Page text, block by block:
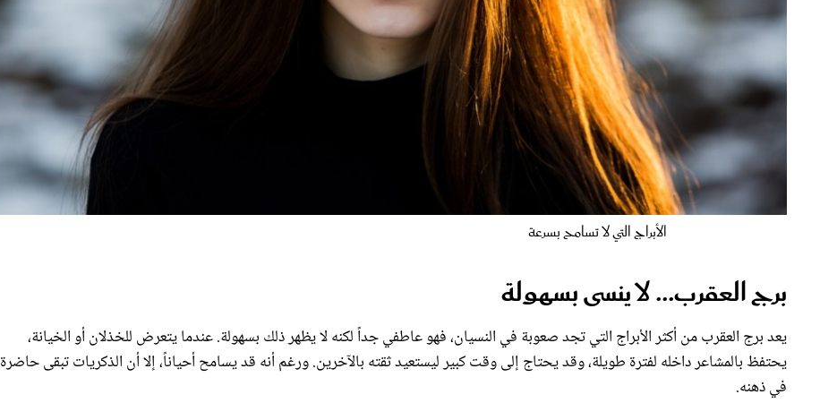
الأبراج التي لا تسامح بسرعة
برج العقرب... لا ينسى بسهولة
يعد برج العقرب من أكثر الأبراج التي تجد صعوبة في النسيان، فهو عاطفي جداً لكنه لا يظهر ذلك بسهولة. عندما يتعرض للخذلان أو الخيانة،
يحتفظ بالمشاعر داخله لفترة طويلة، وقد يحتاج إلى وقت كبير ليستعيد ثقته بالآخرين. ورغم أنه قد يسامح أحياناً، إلا أن الذكريات تبقى حاضرة
في ذهنه.